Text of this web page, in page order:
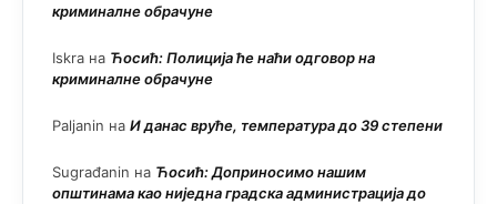
криминалне обрачуне
Iskra на Ћосић: Полиција ће наћи одговор на
криминалне обрачуне
Paljanin на И данас вруће, температура до 39 степени
Sugrađanin на Ћосић: Доприносимо нашим
општинама као ниједна градска администрација до